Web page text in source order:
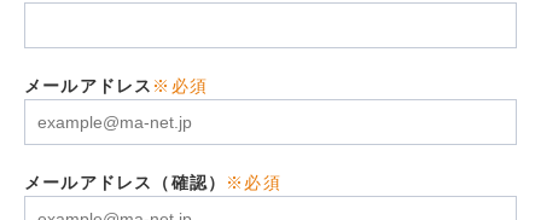
メールアドレス ※必須
メールアドレス（確認） ※必須